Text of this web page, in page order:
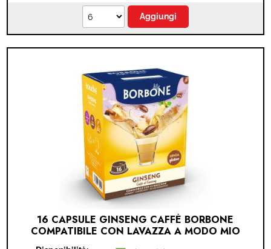
16 CAPSULE GINSENG CAFFÈ BORBONE
COMPATIBILE CON LAVAZZA A MODO MIO